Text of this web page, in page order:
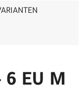
EU M